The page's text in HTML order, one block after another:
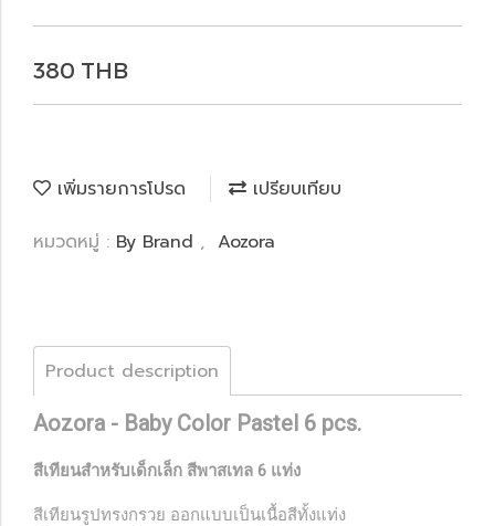
380 THB
เพิ่มรายการโปรด
เปรียบเทียบ
หมวดหมู่ : By Brand , Aozora
Product description
Aozora - Baby Color Pastel 6 pcs.
สีเทียนสำหรับเด็กเล็ก สีพาสเทล 6 แท่ง
สีเทียนรูปทรงกรวย ออกแบบเป็นเนื้อสีทั้งแท่ง